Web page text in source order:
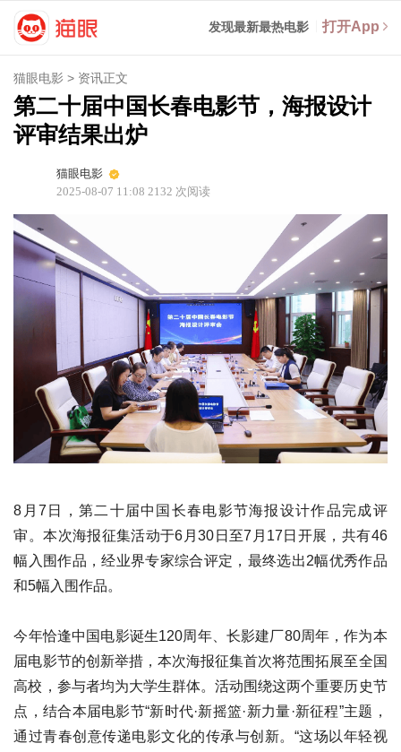
发现最新最热电影 打开App
猫眼电影 > 资讯正文
第二十届中国长春电影节，海报设计
评审结果出炉
猫眼电影
2025-08-07 11:08 2132 次阅读
8月7日，第二十届中国长春电影节海报设计作品完成评
审。本次海报征集活动于6月30日至7月17日开展，共有46
幅入围作品，经业界专家综合评定，最终选出2幅优秀作品
和5幅入围作品。
今年恰逢中国电影诞生120周年、长影建厂80周年，作为本
届电影节的创新举措，本次海报征集首次将范围拓展至全国
高校，参与者均为大学生群体。活动围绕这两个重要历史节
点，结合本届电影节“新时代·新摇篮·新力量·新征程”主题，
通过青春创意传递电影文化的传承与创新。“这场以年轻视